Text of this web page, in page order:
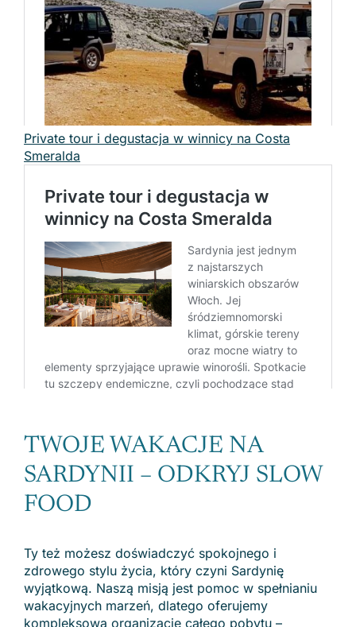
Private tour i degustacja w winnicy na Costa
Smeralda
TWOJE WAKACJE NA
SARDYNII – ODKRYJ SLOW
FOOD
Ty też możesz doświadczyć spokojnego i
zdrowego stylu życia, który czyni Sardynię
wyjątkową. Naszą misją jest pomoc w spełnianiu
wakacyjnych marzeń, dlatego oferujemy
kompleksową organizację całego pobytu –